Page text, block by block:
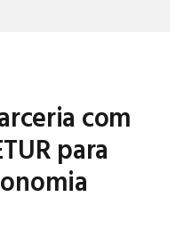
com
para